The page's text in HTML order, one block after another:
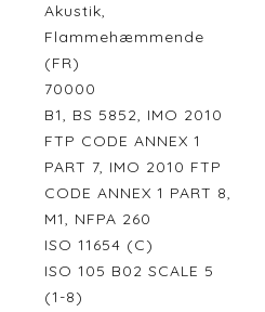
Akustik,
Flammehæmmende
(FR)
70000
B1, BS 5852, IMO 2010
FTP CODE ANNEX 1
PART 7, IMO 2010 FTP
CODE ANNEX 1 PART 8,
M1, NFPA 260
ISO 11654 (C)
ISO 105 B02 SCALE 5
(1-8)